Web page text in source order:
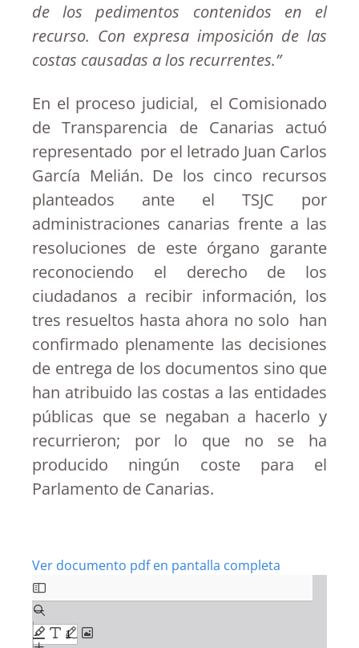
de los pedimentos contenidos en el
recurso. Con expresa imposición de las
costas causadas a los recurrentes.”
En el proceso judicial, el Comisionado
de Transparencia de Canarias actuó
representado por el letrado Juan Carlos
García Melián. De los cinco recursos
planteados ante el TSJC por
administraciones canarias frente a las
resoluciones de este órgano garante
reconociendo el derecho de los
ciudadanos a recibir información, los
tres resueltos hasta ahora no solo han
confirmado plenamente las decisiones
de entrega de los documentos sino que
han atribuido las costas a las entidades
públicas que se negaban a hacerlo y
recurrieron; por lo que no se ha
producido ningún coste para el
Parlamento de Canarias.
Ver documento pdf en pantalla completa